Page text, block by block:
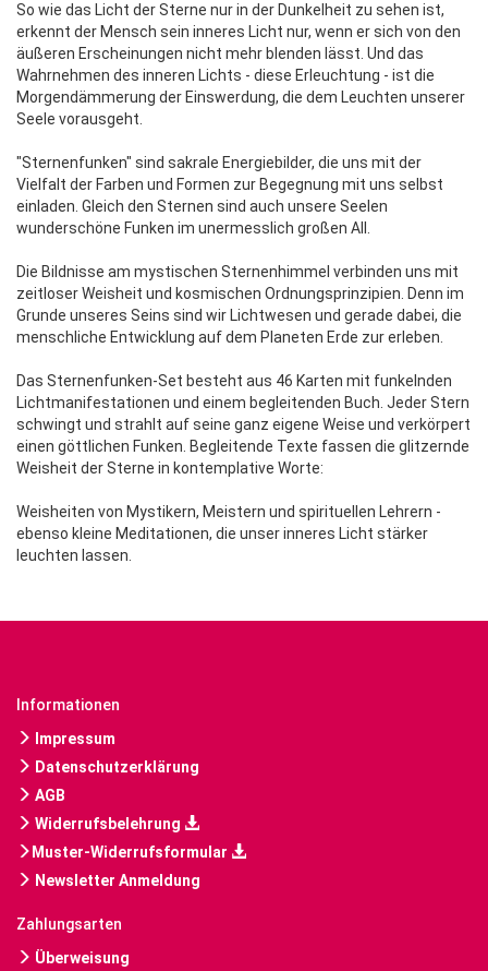
So wie das Licht der Sterne nur in der Dunkelheit zu sehen ist,
erkennt der Mensch sein inneres Licht nur, wenn er sich von den
äußeren Erscheinungen nicht mehr blenden lässt. Und das
Wahrnehmen des inneren Lichts - diese Erleuchtung - ist die
Morgendämmerung der Einswerdung, die dem Leuchten unserer
Seele vorausgeht.
"Sternenfunken" sind sakrale Energiebilder, die uns mit der
Vielfalt der Farben und Formen zur Begegnung mit uns selbst
einladen. Gleich den Sternen sind auch unsere Seelen
wunderschöne Funken im unermesslich großen All.
Die Bildnisse am mystischen Sternenhimmel verbinden uns mit
zeitloser Weisheit und kosmischen Ordnungsprinzipien. Denn im
Grunde unseres Seins sind wir Lichtwesen und gerade dabei, die
menschliche Entwicklung auf dem Planeten Erde zur erleben.
Das Sternenfunken-Set besteht aus 46 Karten mit funkelnden
Lichtmanifestationen und einem begleitenden Buch. Jeder Stern
schwingt und strahlt auf seine ganz eigene Weise und verkörpert
einen göttlichen Funken. Begleitende Texte fassen die glitzernde
Weisheit der Sterne in kontemplative Worte:
Weisheiten von Mystikern, Meistern und spirituellen Lehrern -
ebenso kleine Meditationen, die unser inneres Licht stärker
leuchten lassen.
Informationen
Impressum
Datenschutzerklärung
AGB
Widerrufsbelehrung
Muster-Widerrufsformular
Newsletter Anmeldung
Zahlungsarten
Überweisung